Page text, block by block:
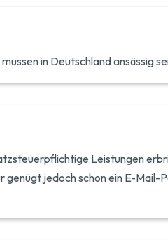
in Deutschland ansässig
Leistungen
genügt jedoch schon ein E-Mail-